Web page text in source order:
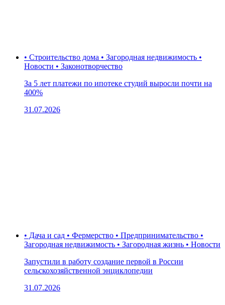
• Строительство дома • Загородная недвижимость •
Новости • Законотворчество
За 5 лет платежи по ипотеке студий выросли почти на
400%
31.07.2026
• Дача и сад • Фермерство • Предпринимательство •
Загородная недвижимость • Загородная жизнь • Новости
Запустили в работу создание первой в России
сельскохозяйственной энциклопедии
31.07.2026